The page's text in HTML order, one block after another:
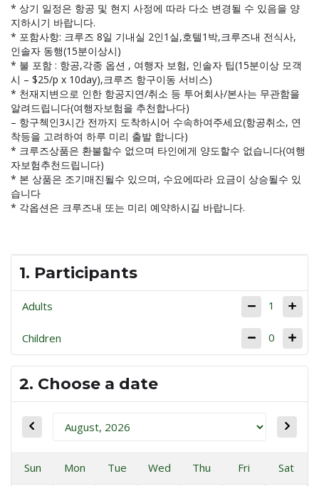
* 상기 일정은 항공 및 현지 사정에 따라 다소 변경될 수 있음을 양
지하시기 바랍니다.
* 포함사항: 크루즈 8일 기내실 2인1실,호텔1박,크루즈내 전식사,
인솔자 동행(15분이상시)
* 불 포함 : 항공,각종 옵션 , 여행자 보험, 인솔자 팁(15분이상 모객
시 – $25/p x 10day),크루즈 항구이동 서비스)
* 천재지변으로 인한 항공지연/취소 등 투어회사/본사는 무관함을
알려드립니다(여행자보험을 추천합나다)
– 항구첵인3시간 전까지 도착하시어 수속하여주세요(항공취소, 연
착등을 고려하여 하루 미리 출발 합니다)
* 크루즈상품은 환불할수 없으며 타인에게 양도할수 없습니다(여행
자보험추천드립니다)
* 본 상품은 조기매진될수 있으며, 수요에따라 요금이 상승될수 있
습니다
* 각옵션은 크루즈내 또는 미리 예약하시길 바랍니다.
1. Participants
Adults 1
Children 0
2. Choose a date
Sun Mon Tue Wed Thu Fri
Sat